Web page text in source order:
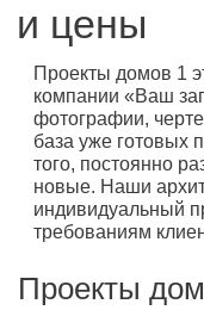
и цены
Проекты домов 1
компании «Ваш
фотографии,
база уже готовых
того, постоянно
новые. Наши
индивидуальный
требованиям
Проекты